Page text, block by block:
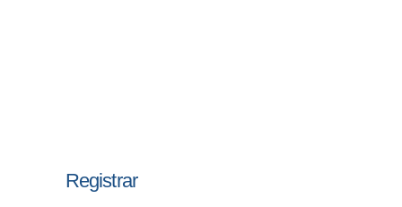
Registrar